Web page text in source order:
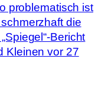
problematisch ist
die
Bericht
Kleinen vor 27